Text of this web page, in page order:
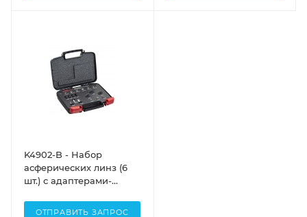
K4902-B - Набор
асферических линз (6
шт.) с адаптерами-
ОТПРАВИТЬ ЗАПРОС